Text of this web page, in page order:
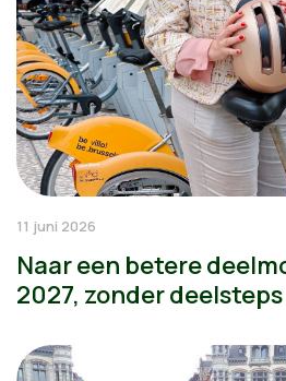
11 juni 2026
Naar een betere
2027, zonder deelsteps